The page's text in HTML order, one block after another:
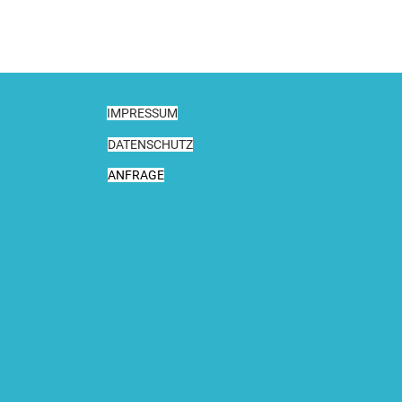
IMPRESSUM
DATENSCHUTZ
ANFRAGE